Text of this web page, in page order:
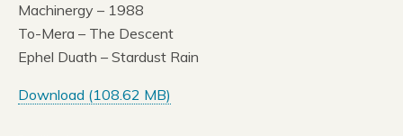
Machinergy – 1988
To-Mera – The Descent
Ephel Duath – Stardust Rain
Download (108.62 MB)